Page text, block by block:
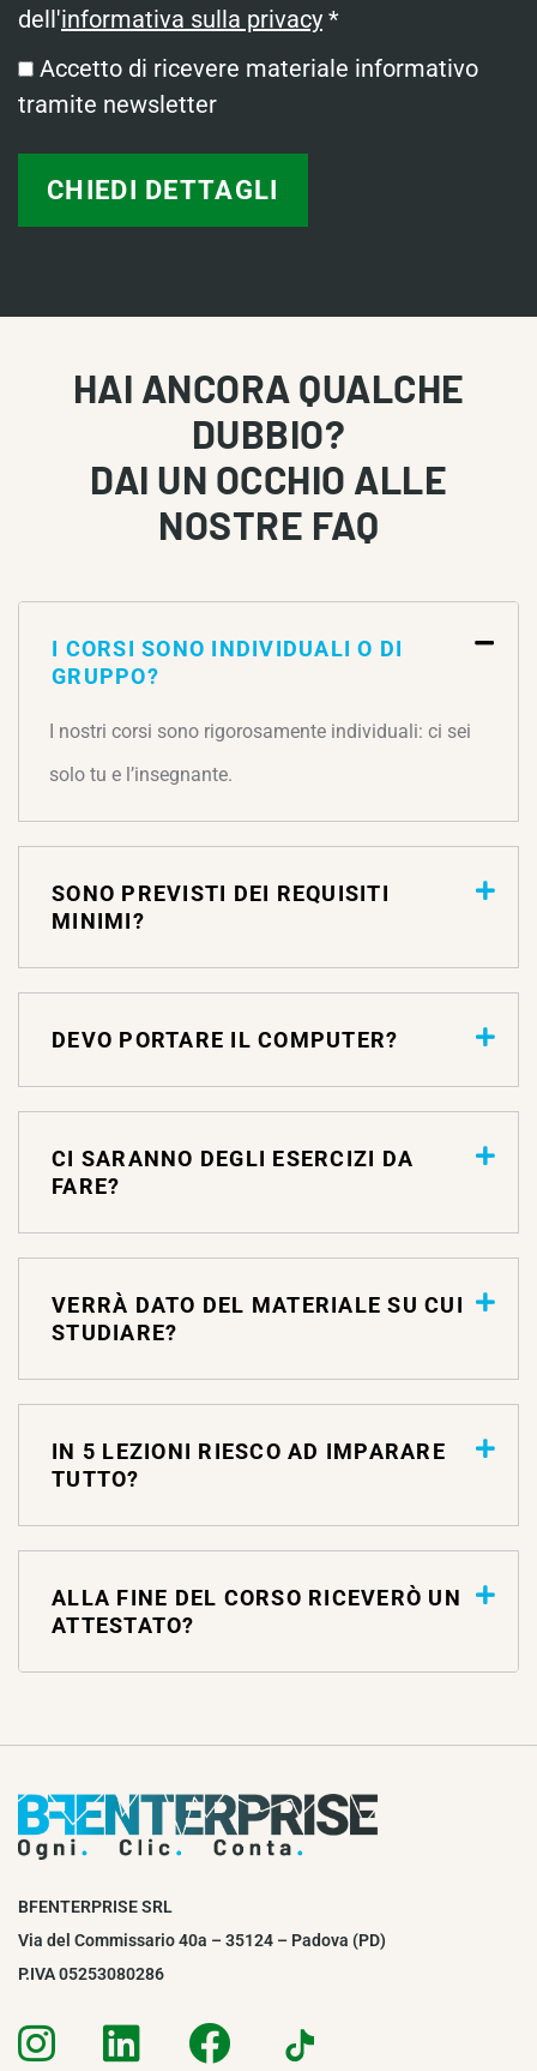
dell'informativa sulla privacy *
Accetto di ricevere materiale informativo
tramite newsletter
HAI ANCORA QUALCHE
DUBBIO?
DAI UN OCCHIO ALLE
NOSTRE FAQ
I CORSI SONO INDIVIDUALI O DI
GRUPPO?
I nostri corsi sono rigorosamente individuali: ci sei
solo tu e l’insegnante.
SONO PREVISTI DEI REQUISITI
MINIMI?
DEVO PORTARE IL COMPUTER?
CI SARANNO DEGLI ESERCIZI DA
FARE?
VERRÀ DATO DEL MATERIALE SU CUI
STUDIARE?
IN 5 LEZIONI RIESCO AD IMPARARE
TUTTO?
ALLA FINE DEL CORSO RICEVERÒ UN
ATTESTATO?
BFENTERPRISE SRL
Via del Commissario 40a – 35124 – Padova (PD)
P.IVA 05253080286